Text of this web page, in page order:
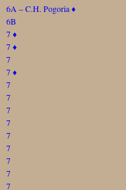
6A – C.H. Pogoria♦
6B
7♦
7♦
7
7♦
7
7
7
7
7
7
7
7
7